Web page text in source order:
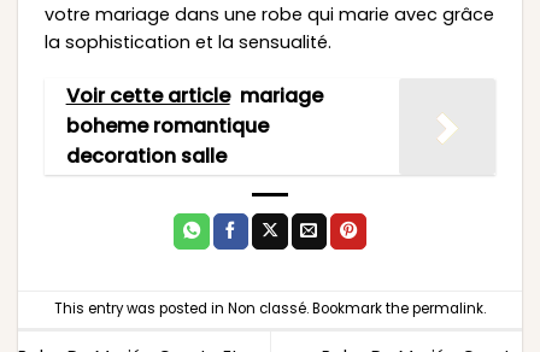
votre mariage dans une robe qui marie avec grâce
la sophistication et la sensualité.
Voir cette article mariage
boheme romantique
decoration salle
This entry was posted in Non classé. Bookmark thepermalink.